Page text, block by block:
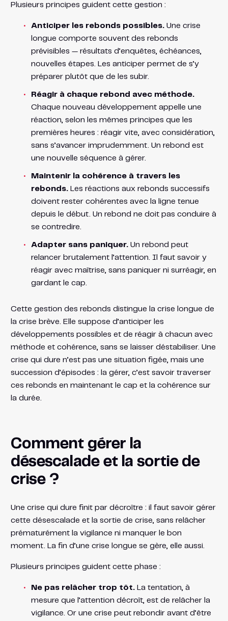
Plusieurs principes guident cette gestion :
Anticiper les rebonds possibles.Une crise
longue comporte souvent des rebonds
prévisibles — résultats d’enquêtes, échéances,
nouvelles étapes. Les anticiper permet de s’y
préparer plutôt que de les subir.
Réagir à chaque rebond avec méthode.
Chaque nouveau développement appelle une
réaction, selon les mêmes principes que les
premières heures : réagir vite, avec considération,
sans s’avancer imprudemment. Un rebond est
une nouvelle séquence à gérer.
Maintenir la cohérence à travers les
rebonds.Les réactions aux rebonds successifs
doivent rester cohérentes avec la ligne tenue
depuis le début. Un rebond ne doit pas conduire à
se contredire.
Adapter sans paniquer.Un rebond peut
relancer brutalement l’attention. Il faut savoir y
réagir avec maîtrise, sans paniquer ni surréagir, en
gardant le cap.
Cette gestion des rebonds distingue la crise longue de
la crise brève. Elle suppose d’anticiper les
développements possibles et de réagir à chacun avec
méthode et cohérence, sans se laisser déstabiliser. Une
crise qui dure n’est pas une situation figée, mais une
succession d’épisodes : la gérer, c’est savoir traverser
ces rebonds en maintenant le cap et la cohérence sur
la durée.
Comment gérer la
désescalade et la sortie de
crise ?
Une crise qui dure finit par décroître : il faut savoir gérer
cette désescalade et la sortie de crise, sans relâcher
prématurément la vigilance ni manquer le bon
moment. La fin d’une crise longue se gère, elle aussi.
Plusieurs principes guident cette phase :
Ne pas relâcher trop tôt.La tentation, à
mesure que l’attention décroît, est de relâcher la
vigilance. Or une crise peut rebondir avant d’être